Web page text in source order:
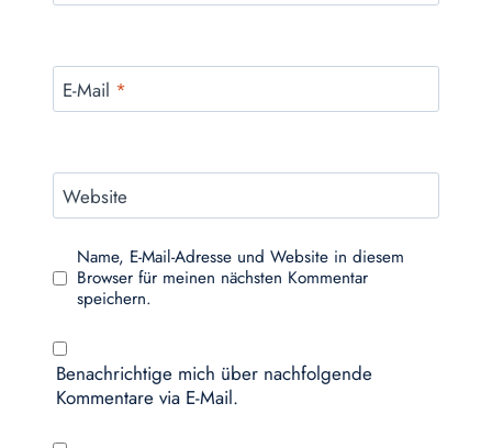
E-Mail *
Website
Name, E-Mail-Adresse und Website in diesem
Browser für meinen nächsten Kommentar
speichern.
Benachrichtige mich über nachfolgende
Kommentare via E-Mail.